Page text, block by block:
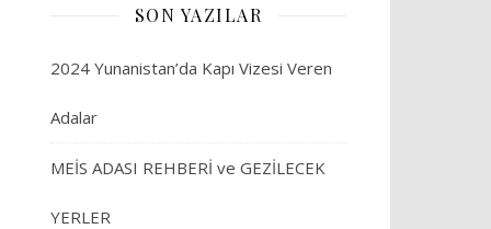
SON YAZILAR
2024 Yunanistan’da Kapı Vizesi Veren
Adalar
MEİS ADASI REHBERİ ve GEZİLECEK
YERLER